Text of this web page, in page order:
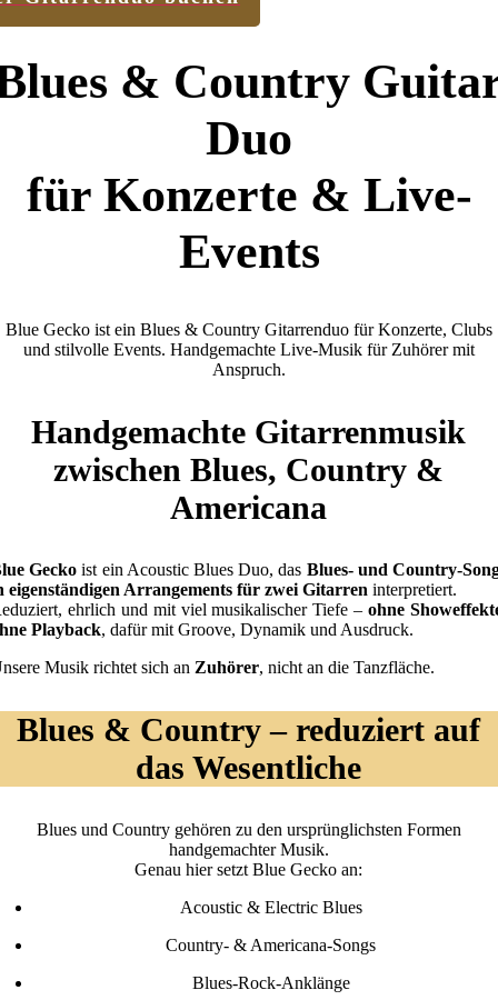
& Country
Duo
für Konzerte & Live-
Events
Blue Gecko ist ein Blues & Country Gitarrenduo für Konzerte, Clubs
und stilvolle Events. Handgemachte Live-Musik für Zuhörer mit
Anspruch.
Handgemachte Gitarrenmusik
zwischen Blues, Country &
Americana
Gecko ist ein Acoustic Blues Duo, das Blues- und Country-
eigenständigen Arrangements für zwei Gitarren interpretiert.
ehrlich und mit viel musikalischer Tiefe –ohne
Playback, dafür mit Groove, Dynamik und Ausdruck.
Musik richtet sich an Zuhörer, nicht an die Tanzfläche.
Blues & Country – reduziert auf
das Wesentliche
Blues und Country gehören zu den ursprünglichsten Formen
handgemachter Musik.
Genau hier setzt Blue Gecko an:
Acoustic & Electric Blues
Country- & Americana-Songs
Blues-Rock-Anklänge